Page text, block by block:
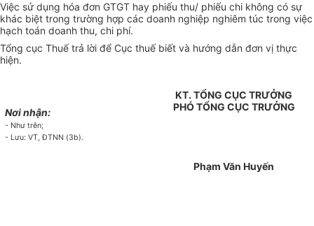
Việc sử dụng hóa đơn GTGT hay phiếu thu/ phiếu chi không có sự
khác biệt trong trường hợp các doanh nghiệp nghiêm túc trong việc
hạch toán doanh thu, chi phí.
Tổng cục Thuế trả lời để Cục thuế biết và hướng dẫn đơn vị thực
hiện.
Nơi nhận:
- Như trên;
- Lưu: VT, ĐTNN (3b).
KT. TỔNG CỤC TRƯỞNG
PHÓ TỔNG CỤC TRƯỞNG
Phạm Văn Huyến